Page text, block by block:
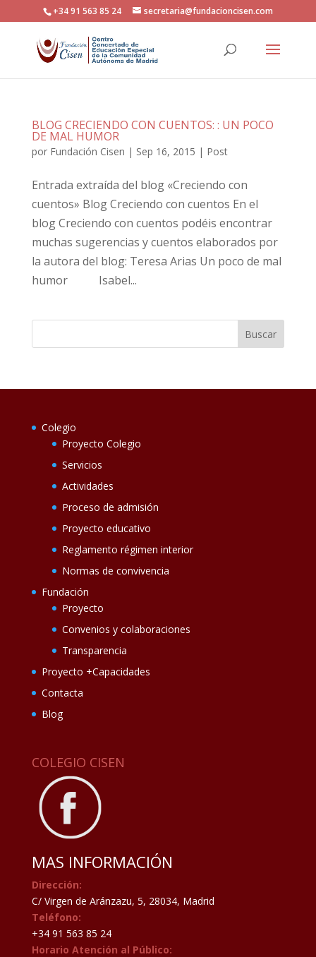
+34 91 563 85 24 secretaria@fundacioncisen.com
BLOG CRECIENDO CON CUENTOS: : UN POCO
DE MAL HUMOR
por Fundación Cisen | Sep 16, 2015 | Post
Entrada extraída del blog «Creciendo con
cuentos» Blog Creciendo con cuentos En el
blog Creciendo con cuentos podéis encontrar
muchas sugerencias y cuentos elaborados por
la autora del blog: Teresa Arias Un poco de mal
humor Isabel...
Colegio
Proyecto Colegio
Servicios
Actividades
Proceso de admisión
Proyecto educativo
Reglamento régimen interior
Normas de convivencia
Fundación
Proyecto
Convenios y colaboraciones
Transparencia
Proyecto +Capacidades
Contacta
Blog
COLEGIO CISEN
MAS INFORMACIÓN
Dirección:
C/ Virgen de Aránzazu, 5, 28034, Madrid
Teléfono:
+34 91 563 85 24
Horario Atención al Público: